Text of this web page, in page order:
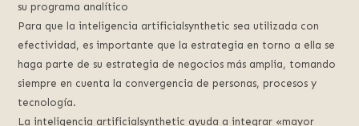
su programa analítico
Para que la inteligencia artificialsynthetic sea utilizada con
efectividad, es importante que la estrategia en torno a ella se
haga parte de su estrategia de negocios más amplia, tomando
siempre en cuenta la convergencia de personas, procesos y
tecnología.
La inteligencia artificialsynthetic ayuda a integrar «mayor